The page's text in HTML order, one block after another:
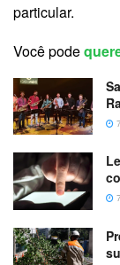
particular.
Você pode